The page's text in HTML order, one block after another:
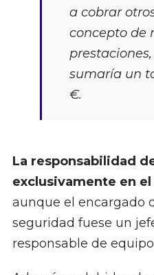
a cobrar
concepto de
sumaría un
€.
La responsabilidad
exclusivamente en
aunque el encargado
seguridad fuese un
responsable de